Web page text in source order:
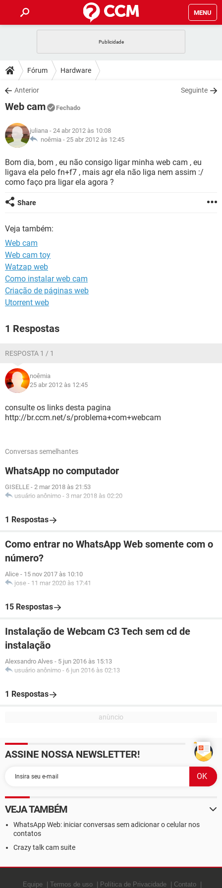
MENU
CELULAR
OUTLOOK
INSTAGRAM
GUIA DE COMPRAS
DICAS
JOGOS
INSTAGRAM
GUIA DE COMPRAS
DOWNLOADS
JOGOS
CELULAR
OUTLOOK EXCEL
INSTAGRAM
GUIA DE COMPRAS
JOGOS
CELULAR
OUTLOOK EXCEL
INSTAGRAM
GUIA DE COMPRAS
GLOSSÁRIO
JOGOS WHATSAPP
CELULAR FACEBOOK
INSTAGRAM
GUIA DE COMPRAS
Fórum Hardware
Anterior Seguinte
Web cam Fechado
juliana - 24 abr 2012 às 10:08
noêmia - 25 abr 2012 às 12:45
Bom dia, bom , eu não consigo ligar minha web cam , eu
ligava ela pelo fn+f7 , mais agr ela não liga nem assim :/
como faço pra ligar ela agora ?
Share
Veja também:
Web cam
Web cam toy
Watzap web
Como instalar web cam
Criação de páginas web
Utorrent web
1 Respostas
RESPOSTA 1 / 1
noêmia
25 abr 2012 às 12:45
consulte os links desta pagina
http://br.ccm.net/s/problema+com+webcam
Conversas semelhantes
WhatsApp no computador
GISELLE - 2 mar 2018 às 21:53
usuário anônimo - 3 mar 2018 às 02:20
1 Respostas
Como entrar no WhatsApp Web somente com o
número?
Alice - 15 nov 2017 às 10:10
jose - 11 mar 2020 às 17:41
15 Respostas
Instalação de Webcam C3 Tech sem cd de
instalação
Alexsandro Alves - 5 jun 2016 às 15:13
usuário anônimo - 6 jun 2016 às 02:13
1 Respostas
ASSINE NOSSA NEWSLETTER!
VEJA TAMBÉM
WhatsApp Web: iniciar conversas sem adicionar o celular nos
contatos
Crazy talk cam suite
Equipe Termos de uso Política de Privacidade Contato